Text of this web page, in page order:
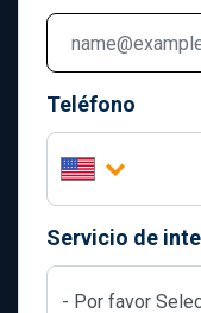
Teléfono
Servicio de